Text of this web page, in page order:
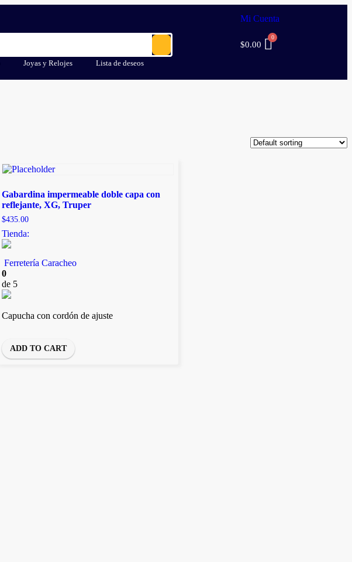
Mi Cuenta
$0.00
Joyas y Relojes Lista de deseos
Gabardina impermeable doble capa con
reflejante, XG, Truper
$435.00
Tienda:
Ferretería Caracheo
0
de 5
Capucha con cordón de ajuste
ADD TO CART